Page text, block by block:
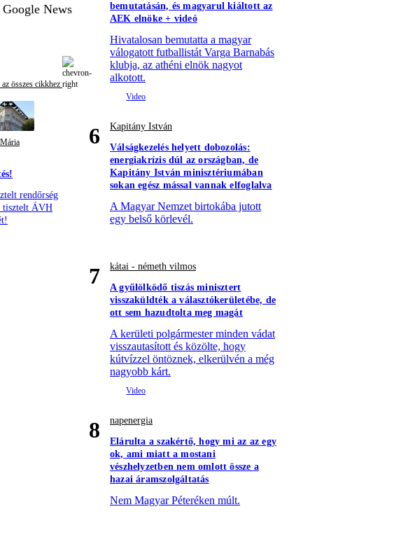
Google News
összes cikkhez
rendőrség
tisztelt ÁVH
bemutatásán, és magyarul kiáltott az
AEK elnöke + videó
Hivatalosan bemutatta a magyar
válogatott futballistát Varga Barnabás
klubja, az athéni elnök nagyot
alkotott.
6
Kapitány István
Válságkezelés helyett dobozolás:
energiakrízis dúl az országban, de
Kapitány István minisztériumában
sokan egész mással vannak elfoglalva
A Magyar Nemzet birtokába jutott
egy belső körlevél.
7
kátai - németh vilmos
A gyűlölködő tiszás minisztert
visszaküldték a választókerületébe, de
ott sem hazudtolta meg magát
A kerületi polgármester minden vádat
visszautasított és közölte, hogy
kútvízzel öntöznek, elkerülvén a még
nagyobb kárt.
8
napenergia
Elárulta a szakértő, hogy mi az az egy
ok, ami miatt a mostani
vészhelyzetben nem omlott össze a
hazai áramszolgáltatás
Nem Magyar Péteréken múlt.